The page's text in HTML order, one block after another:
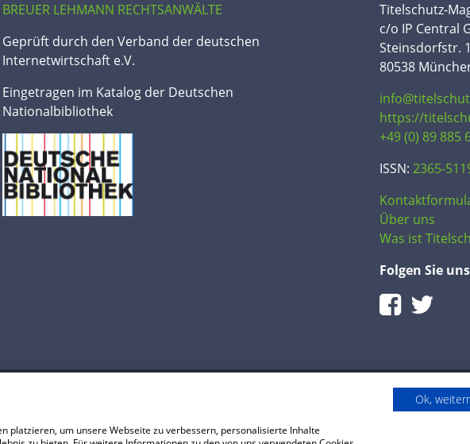
BREUER LEHMANN RECHTSANWÄLTE
Geprüft durch den Verband der deutschen
Internetwirtschaft e.V.
Eingetragen im Katalog der Deutschen
Nationalbibliothek
Titelschutz-
c/o IP Central
Steinsdorfstr.
80538
https://
+49 (0) 89 885
ISSN: 2365-
Über uns
Was ist
Folgen Sie uns
platzieren, um unsere Webseite zu verbessern, personalisierte Inhalte
Ok,